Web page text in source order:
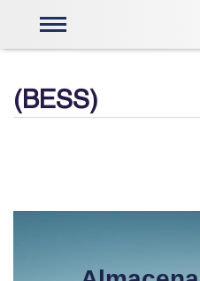
Telemetria e
Válvulas y Actuadores
(BESS)